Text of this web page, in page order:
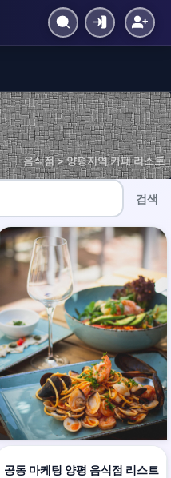
음식점 > 양평지역 카페 리스트
검색
공동 마케팅 양평 음식점 리스트